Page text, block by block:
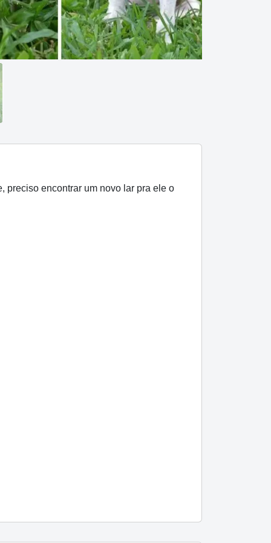
preciso encontrar um novo lar pra ele o